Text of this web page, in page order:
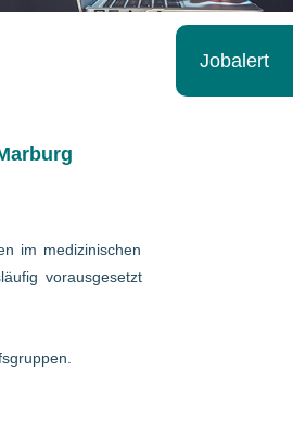
im medizinischen
vorausgesetzt
Jobalert